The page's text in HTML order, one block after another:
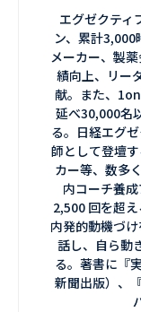
エグゼクティ
ン、累計3,000
メーカー、製
績向上、リー
献。また、
延べ30,000名
る。日経エグ
師として登壇
カー等、数多
内コーチ養
2,500 回を超
内発的動機づ
話し、自ら動
る。著書に『
新聞出版）、